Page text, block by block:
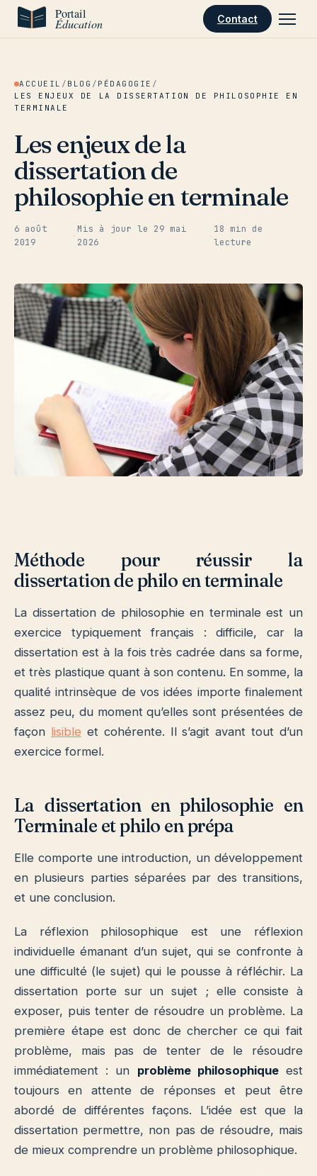
Aller au contenu
Contact
ACCUEIL / BLOG / PÉDAGOGIE /
LES ENJEUX DE LA DISSERTATION DE PHILOSOPHIE EN
TERMINALE
Les enjeux de la
dissertation de
philosophie en terminale
6 août
2019
·
Mis à jour le 29 mai
2026
·
18 min de
lecture
Méthode pour réussir la
dissertation de philo en terminale
La dissertation de philosophie en terminale est un
exercice typiquement français : difficile, car la
dissertation est à la fois très cadrée dans sa forme,
et très plastique quant à son contenu. En somme, la
qualité intrinsèque de vos idées importe finalement
assez peu, du moment qu’elles sont présentées de
façon lisible et cohérente. Il s’agit avant tout d’un
exercice formel.
La dissertation en philosophie en
Terminale et philo en prépa
Elle comporte une introduction, un développement
en plusieurs parties séparées par des transitions,
et une conclusion.
La réflexion philosophique est une réflexion
individuelle émanant d’un sujet, qui se confronte à
une difficulté (le sujet) qui le pousse à réfléchir. La
dissertation porte sur un sujet ; elle consiste à
exposer, puis tenter de résoudre un problème. La
première étape est donc de chercher ce qui fait
problème, mais pas de tenter de le résoudre
immédiatement : un problème philosophiqueest
toujours en attente de réponses et peut être
abordé de différentes façons. L’idée est que la
dissertation permettre, non pas de résoudre, mais
de mieux comprendre un problème philosophique.